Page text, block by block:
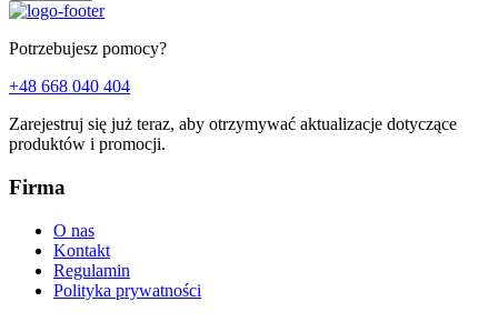
Potrzebujesz pomocy?
+48 668 040 404
Zarejestruj się już teraz, aby otrzymywać aktualizacje dotyczące
produktów i promocji.
Firma
O nas
Kontakt
Regulamin
Polityka prywatności